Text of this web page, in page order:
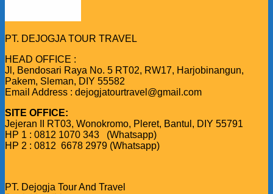
PT. DEJOGJA TOUR TRAVEL
HEAD OFFICE :
Jl, Bendosari Raya No. 5 RT02, RW17, Harjobinangun,
Pakem, Sleman, DIY 55582
Email Address : dejogjatourtravel@gmail.com
SITE OFFICE:
Jejeran II RT03, Wonokromo, Pleret, Bantul, DIY 55791
HP 1 : 0812 1070 343 (Whatsapp)
HP 2 : 0812 6678 2979 (Whatsapp)
PT. Dejogja Tour And Travel